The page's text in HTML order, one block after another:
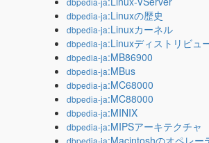
dbpedia-ja:Linuxの歴史
dbpedia-ja:Linuxカーネル
dbpedia-ja:Linuxディストリビュ
dbpedia-ja:MB86900
dbpedia-ja:MBus
dbpedia-ja:MC68000
dbpedia-ja:MC88000
dbpedia-ja:MINIX
dbpedia-ja:MIPSアーキテクチャ
dbpedia-ja:Macintoshのオペレー